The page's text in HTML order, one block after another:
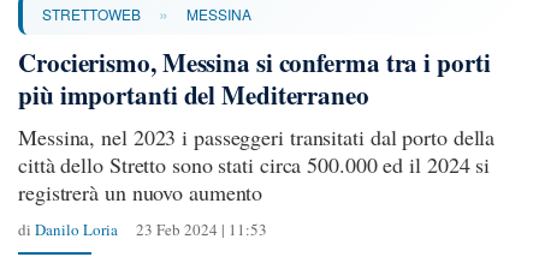
STRETTOWEB » MESSINA
Crocierismo, Messina si conferma tra i porti
più importanti del Mediterraneo
Messina, nel 2023 i passeggeri transitati dal porto della
città dello Stretto sono stati circa 500.000 ed il 2024 si
registrerà un nuovo aumento
di Danilo Loria 23 Feb 2024 | 11:53